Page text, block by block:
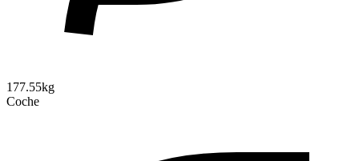
177.55kg
Coche